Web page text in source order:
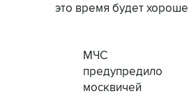
это время будет
МЧС
предупредило
москвичей